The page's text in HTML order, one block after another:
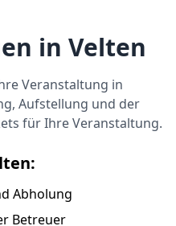
in Velten
Veranstaltung in
Aufstellung und der
für Ihre Veranstaltung.
Abholung
Betreuer